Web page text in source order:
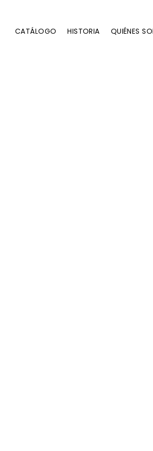
CATÁLOGO HISTORIA QUIÉNES